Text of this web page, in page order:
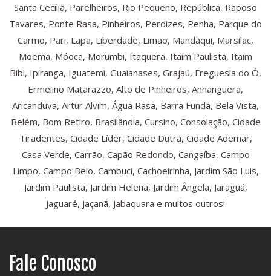
Santa Cecília, Parelheiros, Rio Pequeno, República, Raposo
Tavares, Ponte Rasa, Pinheiros, Perdizes, Penha, Parque do
Carmo, Pari, Lapa, Liberdade, Limão, Mandaqui, Marsilac,
Moema, Móoca, Morumbi, Itaquera, Itaim Paulista, Itaim
Bibi, Ipiranga, Iguatemi, Guaianases, Grajaú, Freguesia do Ó,
Ermelino Matarazzo, Alto de Pinheiros, Anhanguera,
Aricanduva, Artur Alvim, Água Rasa, Barra Funda, Bela Vista,
Belém, Bom Retiro, Brasilândia, Cursino, Consolação, Cidade
Tiradentes, Cidade Líder, Cidade Dutra, Cidade Ademar,
Casa Verde, Carrão, Capão Redondo, Cangaíba, Campo
Limpo, Campo Belo, Cambuci, Cachoeirinha, Jardim São Luis,
Jardim Paulista, Jardim Helena, Jardim Ângela, Jaraguá,
Jaguaré, Jaçanã, Jabaquara e muitos outros!
Fale Conosco